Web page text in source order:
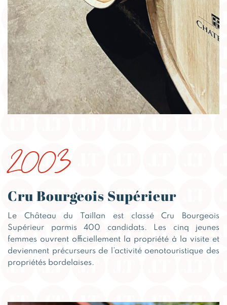
2003
Cru Bourgeois Supérieur
Le Château du Taillan est classé Cru Bourgeois
Supérieur parmis 400 candidats. Les cinq jeunes
femmes ouvrent officiellement la propriété à la visite et
deviennent précurseurs de l’activité oenotouristique des
propriétés bordelaises.